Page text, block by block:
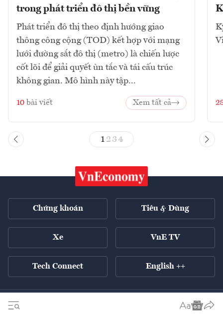
trong phát triển đô thị bền vững
Phát triển đô thị theo định hướng giao
thông công cộng (TOD) kết hợp với mạng
lưới đường sắt đô thị (metro) là chiến lược
cốt lõi để giải quyết ùn tắc và tái cấu trúc
không gian. Mô hình này tập...
10 bài viết Xem tất cả
1 23 4
Chứng khoán Tiêu & Dùng
Xe VnE TV
Tech Connect English ++
Tất cả chuyên mục